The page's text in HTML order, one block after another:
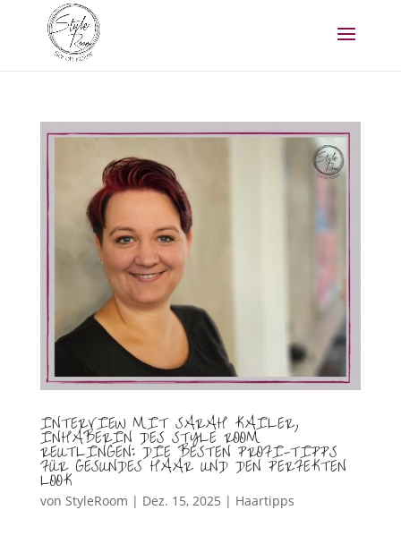
INTERVIEW MIT SARAH KAILER,
INHABERIN DES STYLE ROOM
REUTLINGEN: DIE BESTEN PROFI-TIPPS
FÜR GESUNDES HAAR UND DEN PERFEKTEN
LOOK
von StyleRoom | Dez. 15, 2025 | Haartipps